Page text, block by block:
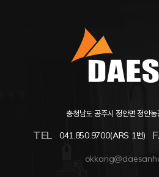
충청남도 공주시 정안면 정안
TEL 041.850.9700(ARS 1번)